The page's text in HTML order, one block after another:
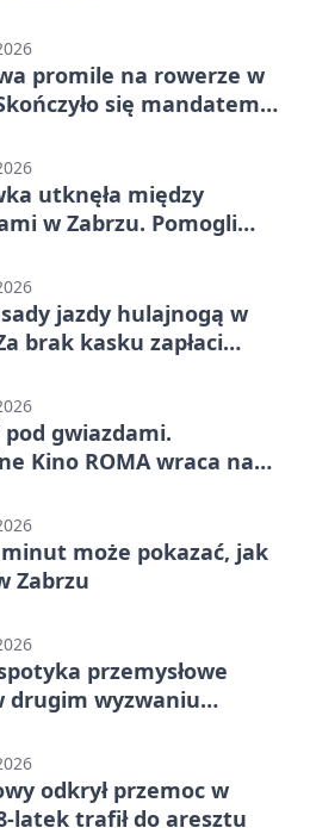
promile na rowerze w
się mandatem
utknęła między
w Zabrzu. Pomogli
jazdy hulajnogą w
brak kasku zapłaci
pod gwiazdami.
Kino ROMA wraca na
może pokazać, jak
Zabrzu
przemysłowe
drugim wyzwaniu
odkrył przemoc w
latek trafił do aresztu